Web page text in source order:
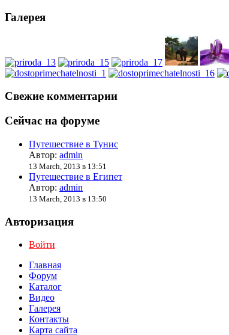
Галерея
Свежие комментарии
Сейчас на форуме
Путешествие в Тунис
Автор: admin
13 March, 2013 в 13:51
Путешествие в Египет
Автор: admin
13 March, 2013 в 13:50
Авторизация
Войти
Главная
Форум
Каталог
Видео
Галерея
Контакты
Карта сайта